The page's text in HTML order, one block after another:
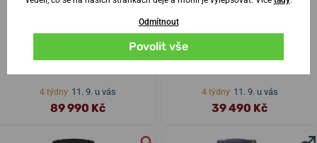
4 týdny 11. 9. u vás
89 990 Kč
Frederique Constant Highlife
4 týdny 11. 9. u vás
39 490 Kč
Odmítnout
Povolit vše